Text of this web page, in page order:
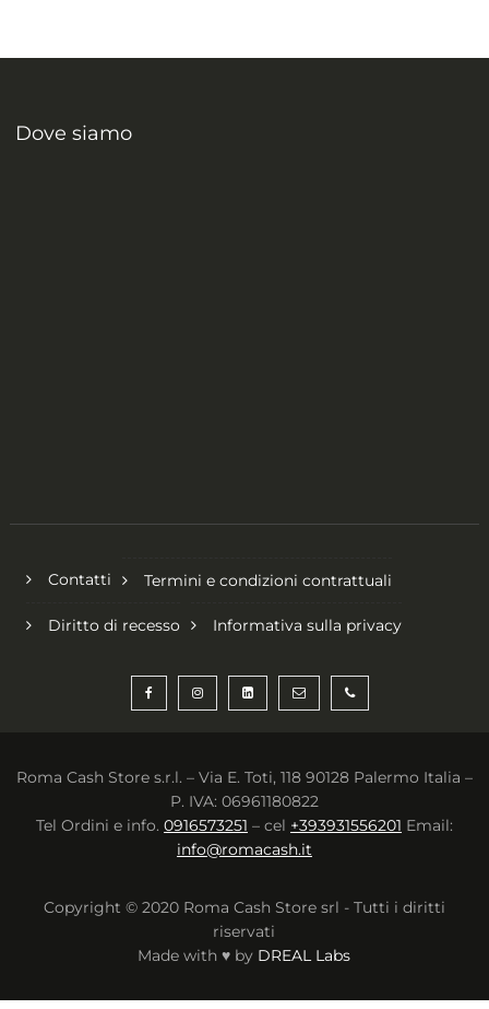
Dove siamo
Contatti Termini e condizioni contrattuali
Diritto di recesso Informativa sulla privacy
Roma Cash Store s.r.l. – Via E. Toti, 118 90128 Palermo Italia –
P. IVA: 06961180822
Tel Ordini e info. 0916573251 – cel +393931556201 Email:
info@romacash.it
Copyright © 2020 Roma Cash Store srl - Tutti i diritti
riservati
Made with ♥ by DREAL Labs